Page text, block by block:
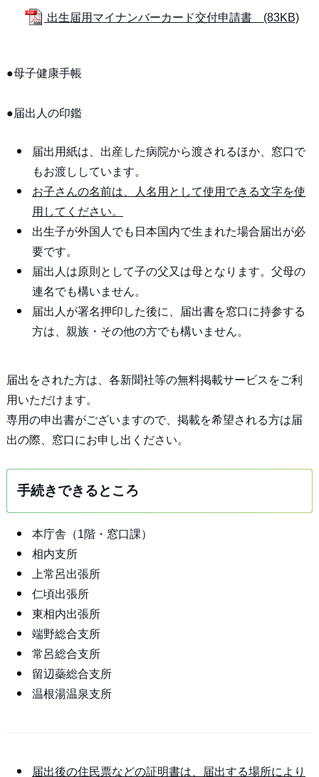
出生届用マイナンバーカード交付申請書 (83KB)
●母子健康手帳
●届出人の印鑑
届出用紙は、出産した病院から渡されるほか、窓口で
もお渡ししています。
お子さんの名前は、人名用として使用できる文字を使
用してください。
出生子が外国人でも日本国内で生まれた場合届出が必
要です。
届出人は原則として子の父又は母となります。父母の
連名でも構いません。
届出人が署名押印した後に、届出書を窓口に持参する
方は、親族・その他の方でも構いません。
届出をされた方は、各新聞社等の無料掲載サービスをご利
用いただけます。
専用の申出書がございますので、掲載を希望される方は届
出の際、窓口にお申し出ください。
手続きできるところ
本庁舎（1階・窓口課）
相内支所
上常呂出張所
仁頃出張所
東相内出張所
端野総合支所
常呂総合支所
留辺蘂総合支所
温根湯温泉支所
届出後の住民票などの証明書は、届出する場所により